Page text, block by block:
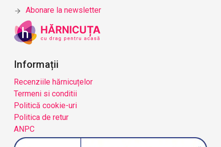
Abonare la newsletter
Informații
Recenziile hărnicuțelor
Termeni si conditii
Politică cookie-uri
Politica de retur
ANPC